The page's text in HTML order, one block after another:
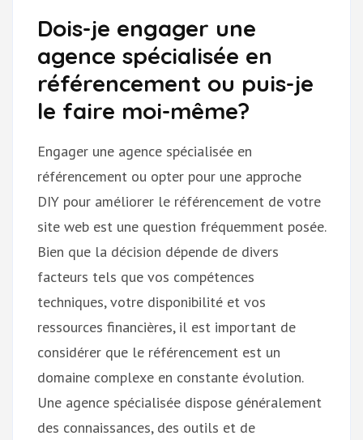
Dois-je engager une
agence spécialisée en
référencement ou puis-je
le faire moi-même?
Engager une agence spécialisée en
référencement ou opter pour une approche
DIY pour améliorer le référencement de votre
site web est une question fréquemment posée.
Bien que la décision dépende de divers
facteurs tels que vos compétences
techniques, votre disponibilité et vos
ressources financières, il est important de
considérer que le référencement est un
domaine complexe en constante évolution.
Une agence spécialisée dispose généralement
des connaissances, des outils et de